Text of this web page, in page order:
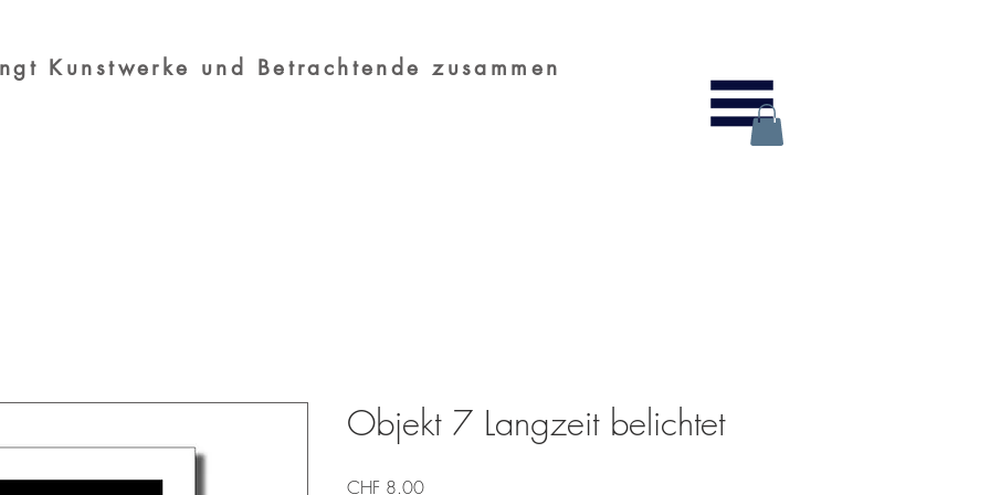
Kunstwerke und Betrachtende zusammen
Objekt 7 Langzeit belichtet
CHF 8.00Preis